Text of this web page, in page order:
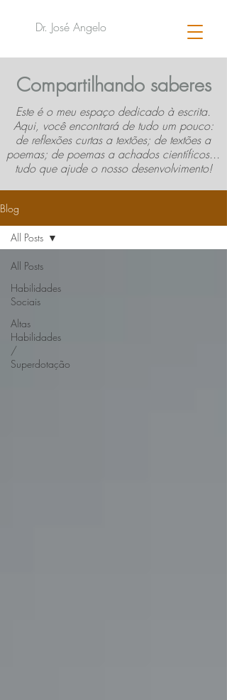
Dr. José Angelo
Compartilhando saberes
Este é o meu espaço dedicado à escrita.
Aqui, você encontrará de tudo um pouco:
de reflexões curtas a textões; de textões a
poemas; de poemas a achados científicos...
tudo que ajude o nosso desenvolvimento!
Blog
All Posts
Habilidades
Sociais
Altas
Habilidades
/
Superdotação
All Posts